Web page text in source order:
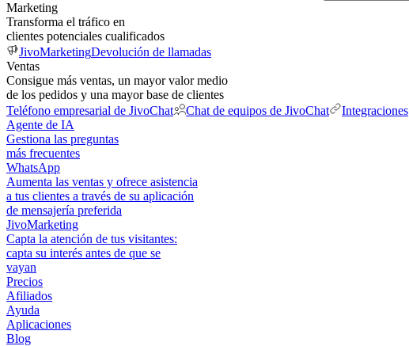
Marketing
Transforma el tráfico en
clientes potenciales cualificados
JivoMarketingDevolución de llamadas
Ventas
Consigue más ventas, un mayor valor medio
de los pedidos y una mayor base de clientes
Teléfono empresarial de JivoChat
Chat de equipos de JivoChat Integraciones
Agente de IA
Gestiona las preguntas
más frecuentes
WhatsApp
Aumenta las ventas y ofrece asistencia
a tus clientes a través de su aplicación
de mensajería preferida
JivoMarketing
Capta la atención de tus visitantes:
capta su interés antes de que se
vayan
Precios
Afiliados
Ayuda
Aplicaciones
Blog